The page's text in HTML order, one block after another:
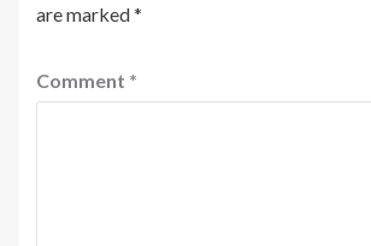
are marked*
Comment *